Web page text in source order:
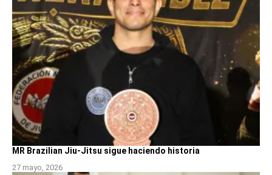
MR Brazilian Jiu-Jitsu sigue haciendo historia
27 mayo, 2026